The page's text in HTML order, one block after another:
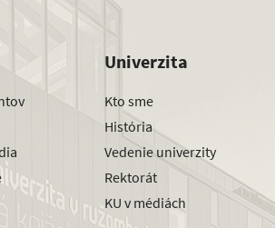
Univerzita
Kto sme
História
Vedenie univerzity
Rektorát
KU v médiách